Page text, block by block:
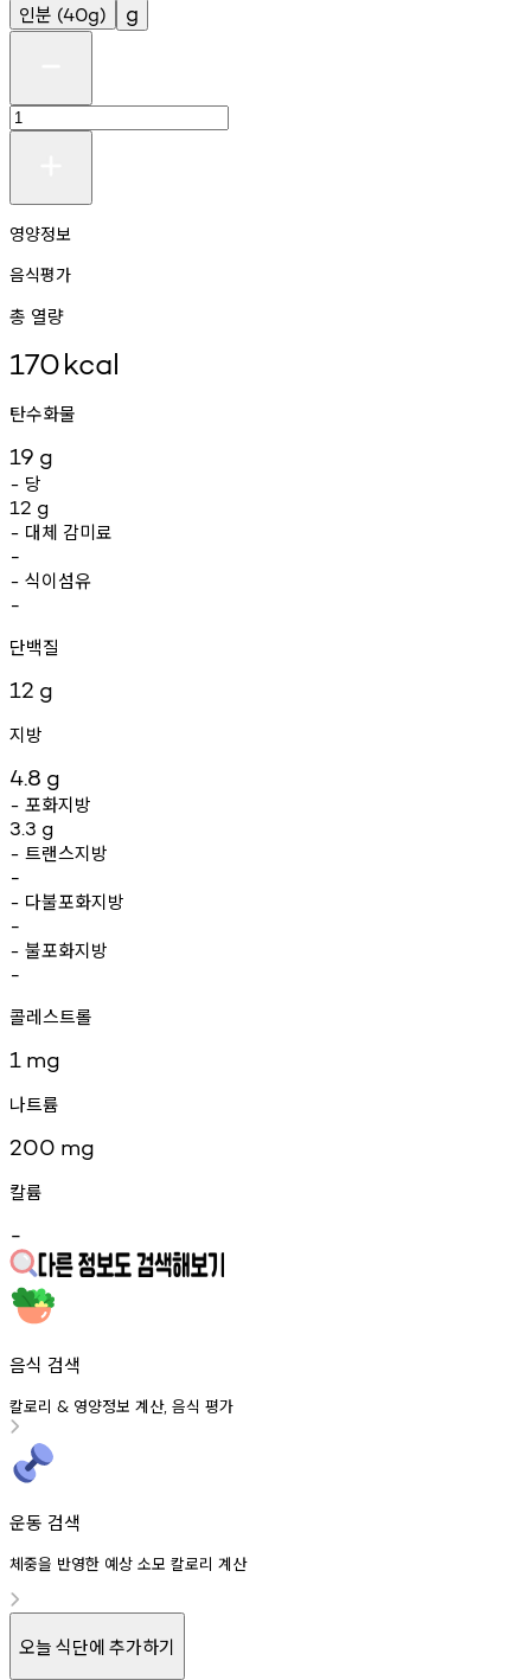
인분 (40g) g
영양정보
음식평가
총 열량
170kcal
탄수화물
19 g
- 당
12 g
- 대체 감미료
-
- 식이섬유
-
단백질
12 g
지방
4.8 g
- 포화지방
3.3 g
- 트랜스지방
-
- 다불포화지방
-
- 불포화지방
-
콜레스트롤
1 mg
나트륨
200 mg
칼륨
-
음식 검색
칼로리 & 영양정보 계산, 음식 평가
운동 검색
체중을 반영한 예상 소모 칼로리 계산
오늘 식단에 추가하기